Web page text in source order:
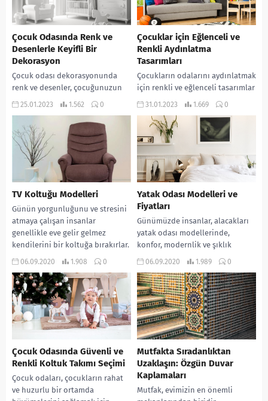
Çocuk Odasında Renk ve
Desenlerle Keyifli Bir
Dekorasyon
Çocuk odası dekorasyonunda
renk ve desenler, çocuğunuzun
oyun ve öğrenme deneyimini
çocuğunuzun ruh halini de
yansıtabilir. Bu...
25.01.2023 1.562 0
Çocuklar için Eğlenceli ve
Renkli Aydınlatma
Tasarımları
Çocukların odalarını aydınlatmak
için renkli ve eğlenceli tasarımlar
kullanmak hem odaların güzel
çocuklar için rahat bir...
31.01.2023 1.669 0
TV Koltuğu Modelleri
Günün yorgunluğunu ve stresini
atmaya çalışan insanlar
genellikle eve gelir gelmez
kendilerini bir koltuğa bırakırlar.
Özellikle televizyon izlemeyi
06.09.2020 1.908 0
Yatak Odası Modelleri ve
Fiyatları
Günümüzde insanlar, alacakları
yatak odası modellerinde,
konfor, modernlik ve şıklık
arıyorlar. Bu taleplere göre
günümüz şartlarına göre...
06.09.2020 1.989 0
Çocuk Odasında Güvenli ve
Renkli Koltuk Takımı Seçimi
Çocuk odaları, çocukların rahat
ve huzurlu bir ortamda
Mutfakta Sıradanlıktan
Uzaklaşın: Özgün Duvar
Kaplamaları
Mutfak, evimizin en önemli